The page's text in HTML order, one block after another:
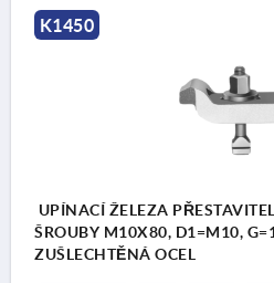
K1450
UPÍNACÍ ŽELEZA
ŠROUBY M10X80, D1=M10,
ZUŠLECHTĚNÁ OCEL